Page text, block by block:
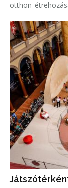
otthon
és a te